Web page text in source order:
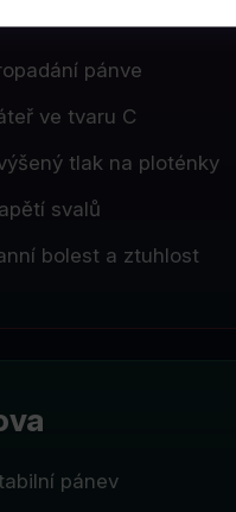
pánve
ve tvaru C
tlak na ploténky
svalů
bolest a ztuhlost
pánev